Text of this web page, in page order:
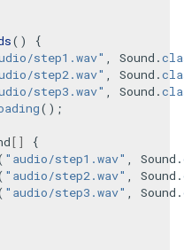
()
{
step1.wav" Sound .
step2.wav" Sound .
step3.wav" Sound .
();
[]
{
"audio/step1.wav" Sound .
"audio/step2.wav" Sound .
"audio/step3.wav" Sound .